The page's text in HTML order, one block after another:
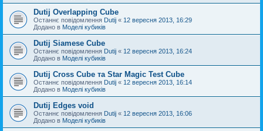
Dutij Overlapping Cube
Останнє повідомлення Dutij « 12 вересня 2013, 16:29
Додано в Моделі кубиків
Dutij Siamese Cube
Останнє повідомлення Dutij « 12 вересня 2013, 16:24
Додано в Моделі кубиків
Dutij Cross Cube та Star Magic Test Cube
Останнє повідомлення Dutij « 12 вересня 2013, 16:14
Додано в Моделі кубиків
Dutij Edges void
Останнє повідомлення Dutij « 12 вересня 2013, 16:06
Додано в Моделі кубиків